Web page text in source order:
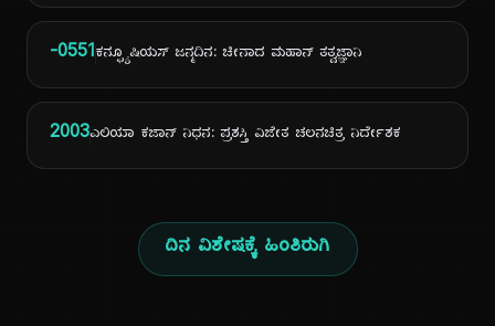
-0551ಕನ್ಫ್ಯೂಷಿಯಸ್ ಜನ್ಮದಿನ: ಚೀನಾದ ಮಹಾನ್ ತತ್ವಜ್ಞಾನಿ
2003ಎಲಿಯಾ ಕಜಾನ್ ನಿಧನ: ಪ್ರಶಸ್ತಿ ವಿಜೇತ ಚಲನಚಿತ್ರ ನಿರ್ದೇಶಕ
ದಿನ ವಿಶೇಷಕ್ಕೆ ಹಿಂತಿರುಗಿ